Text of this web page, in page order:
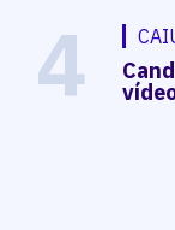
4